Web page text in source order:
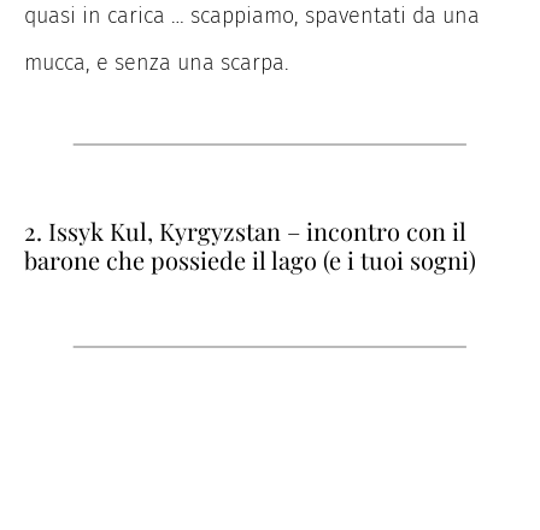
quasi in carica … scappiamo, spaventati da una
mucca, e senza una scarpa.
2. Issyk Kul, Kyrgyzstan – incontro con il
barone che possiede il lago (e i tuoi sogni)